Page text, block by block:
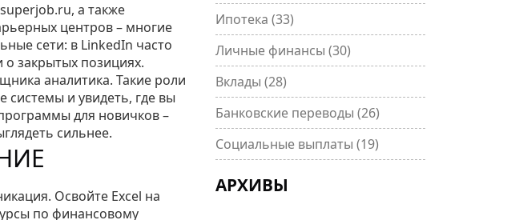
а также
центров – многие
сети: в LinkedIn часто
о закрытых позициях.
аналитика. Такие роли
системы и увидеть, где вы
для новичков –
сильнее.
Освойте Excel на
по финансовому
Ипотека (33)
Личные финансы (30)
Вклады (28)
Банковские переводы (26)
Социальные выплаты (19)
АРХИВЫ